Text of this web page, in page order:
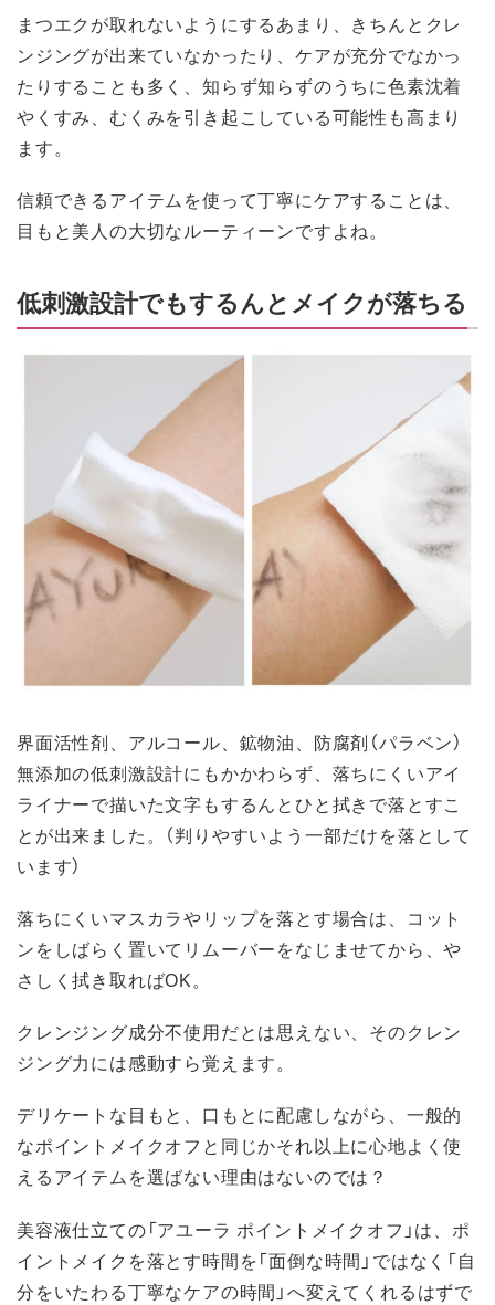
まつエクが取れないようにするあまり、きちんとクレ
ンジングが出来ていなかったり、ケアが充分でなかっ
たりすることも多く、知らず知らずのうちに色素沈着
やくすみ、むくみを引き起こしている可能性も高まり
ます。
信頼できるアイテムを使って丁寧にケアすることは、
目もと美人の大切なルーティーンですよね。
低刺激設計でもするんとメイクが落ちる
界面活性剤、アルコール、鉱物油、防腐剤（パラベン）
無添加の低刺激設計にもかかわらず、落ちにくいアイ
ライナーで描いた文字もするんとひと拭きで落とすこ
とが出来ました。（判りやすいよう一部だけを落として
います）
落ちにくいマスカラやリップを落とす場合は、コット
ンをしばらく置いてリムーバーをなじませてから、や
さしく拭き取ればOK。
クレンジング成分不使用だとは思えない、そのクレン
ジング力には感動すら覚えます。
デリケートな目もと、口もとに配慮しながら、一般的
なポイントメイクオフと同じかそれ以上に心地よく使
えるアイテムを選ばない理由はないのでは？
美容液仕立ての「アユーラ ポイントメイクオフ」は、ポ
イントメイクを落とす時間を「面倒な時間」ではなく「自
分をいたわる丁寧なケアの時間」へ変えてくれるはずで